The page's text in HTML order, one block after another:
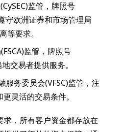
监管，牌照号
守欧洲证券和市场管理局
等要求。
监管，牌照号
交易者提供服务。
务委员会(VFSC)监管，注
灵活的交易条件。
，所有客户资金都存放在